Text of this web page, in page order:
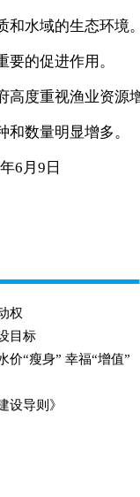
和水域的生态环
的促进作用。
度重视渔业资源
数量明显增多。
6月9日
权
目标
价“瘦身” 幸福“增值”
设导则》